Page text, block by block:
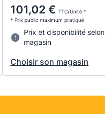
101,02 € TTC/Unité *
* Prix public maximum pratiqué
Prix et disponibilité selon
magasin
Choisir son magasin